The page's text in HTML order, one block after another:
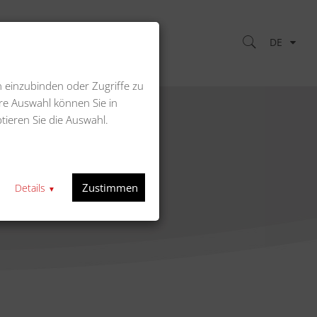
einzubinden oder Zugriffe zu
Auswahl können Sie in
Sie die Auswahl.
Details ▼ Zustimmen
DE